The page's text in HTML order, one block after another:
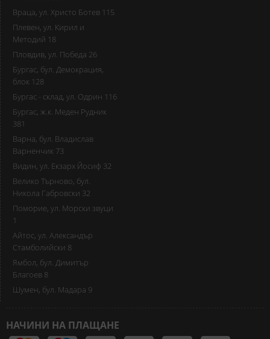
Враца, ул. Христо Ботев 115
Плевен, ул. Кирил и
Методий 18
Пловдив, ул. Победа 26
Бургас, бул. Демокрация,
блок 128
Бургас - склад, ул. Одрин 116
Бургас, ж.к. Меден Рудник
381
Варна, бул. Владислав
Варненчик 73
Видин, ул. Екзарх Йосиф 32
Велико Търново, бул.
Никола Габровски 32
Поморие, ул. Морски звуци
1
Айтос, ул. Александър
Стамболийски 8
Ямбол, бул. Димитър
Благоев 8
Шумен, бул. Мадара 9
НАЧИНИ НА ПЛАЩАНЕ